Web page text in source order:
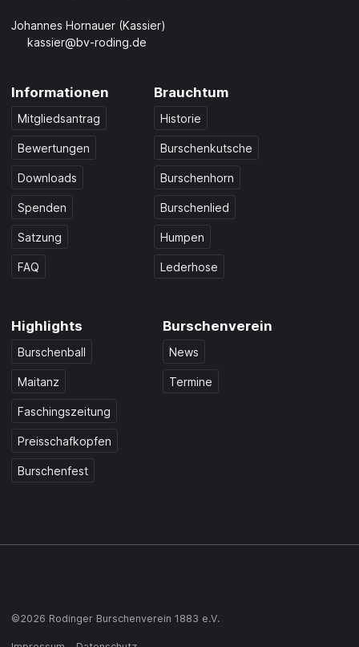
Johannes Hornauer (Kassier)
kassier@bv-roding.de
Informationen
Mitgliedsantrag
Bewertungen
Downloads
Spenden
Satzung
FAQ
Brauchtum
Historie
Burschenkutsche
Burschenhorn
Burschenlied
Humpen
Lederhose
Highlights
Burschenball
Maitanz
Faschingszeitung
Preisschafkopfen
Burschenfest
Burschenverein
News
Termine
©2026 Rodinger Burschenverein 1883 e.V.